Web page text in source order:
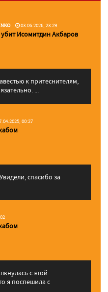
03.06.2026, 23:29
Исомитдин Акбаров
к притеснителям,
...
00:27
спасибо за
с этой
я поспешила с